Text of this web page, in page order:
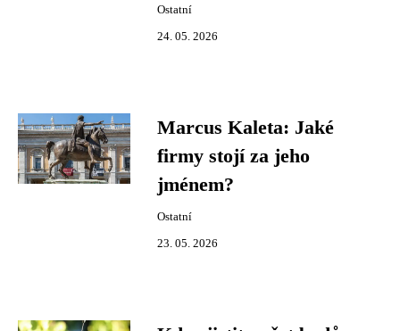
Ostatní
24. 05. 2026
Marcus Kaleta: Jaké
firmy stojí za jeho
jménem?
Ostatní
23. 05. 2026